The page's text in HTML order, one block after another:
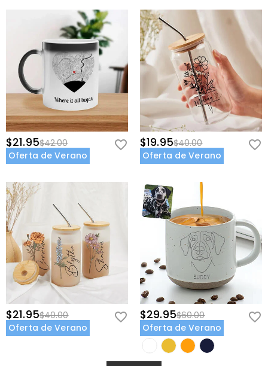
$21.95$42.00
Oferta de Verano
$19.95$40.00
Oferta de Verano
$21.95$40.00
Oferta de Verano
$29.95$60.00
Oferta de Verano